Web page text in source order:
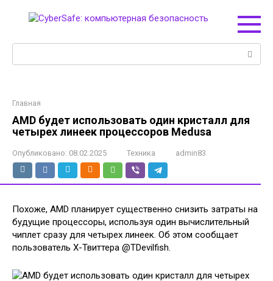
Главная
AMD будет использовать один кристалл для
четырех линеек процессоров Medusa
Опубликовано: 08.02.2025 Техника admin83
Похоже, AMD планирует существенно снизить затраты на
будущие процессоры, используя один вычислительный
чиплет сразу для четырех линеек. Об этом сообщает
пользователь Х-Твиттера @TDevilfish.